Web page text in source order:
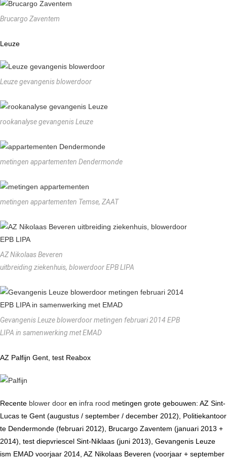
Brucargo Zaventem
Leuze
Leuze gevangenis blowerdoor
rookanalyse gevangenis Leuze
metingen appartementen Dendermonde
metingen appartementen Temse, ZAAT
AZ Nikolaas Beveren
uitbreiding ziekenhuis, blowerdoor EPB LIPA
Gevangenis Leuze blowerdoor metingen februari 2014 EPB
LIPA in samenwerking met EMAD
AZ Palfijn Gent, test Reabox
Recente blower door en infra rood metingen grote gebouwen: AZ Sint-
Lucas te Gent (augustus / september / december 2012), Politiekantoor
te Dendermonde (februari 2012), Brucargo Zaventem (januari 2013 +
2014), test diepvriescel Sint-Niklaas (juni 2013), Gevangenis Leuze
ism EMAD voorjaar 2014, AZ Nikolaas Beveren (voorjaar + september